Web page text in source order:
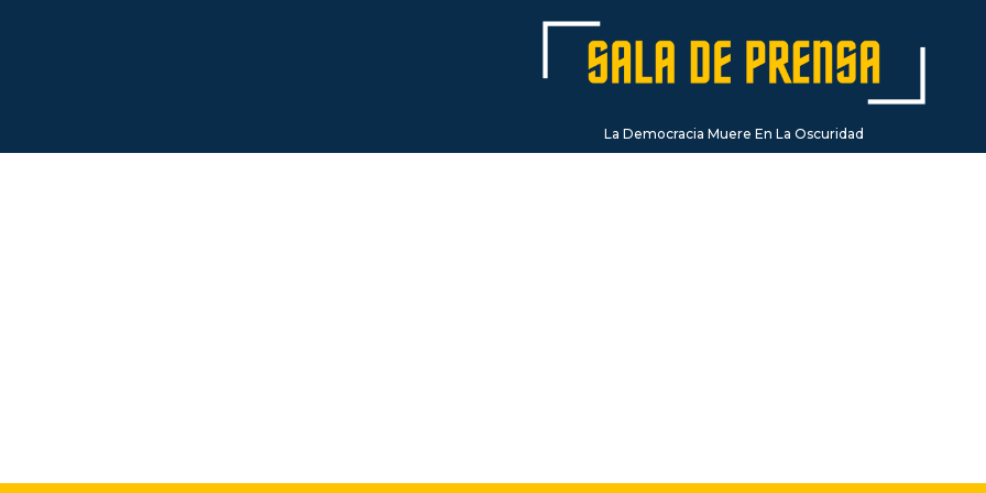
La Democracia Muere En La Oscuridad